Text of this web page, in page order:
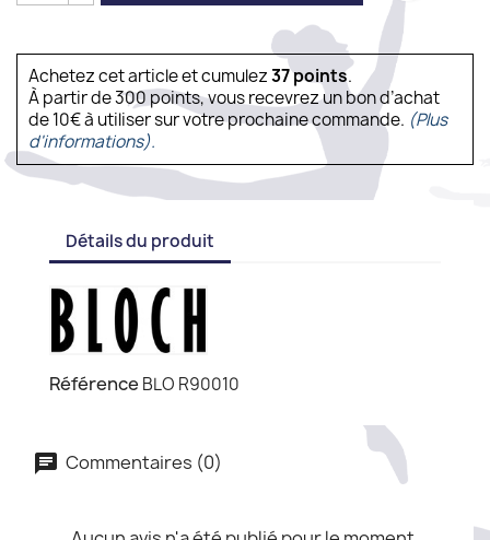
Achetez cet article et cumulez37points.
À partir de 300 points, vous recevrez un bon d’achat
de 10€ à utiliser sur votre prochaine commande. (Plus
d'informations).
Détails du produit
Référence BLO R90010
Commentaires (0)